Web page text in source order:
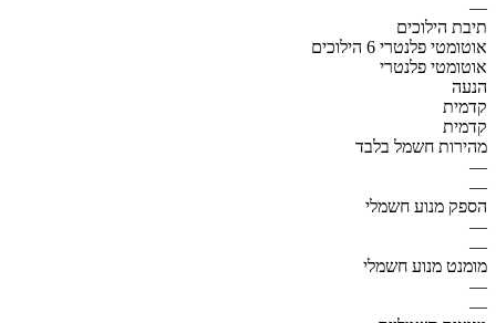
—
תיבת הילוכים
אוטומטי פלנטרי 6 הילוכים
אוטומטי פלנטרי
הנעה
קדמית
קדמית
מהירות חשמל בלבד
—
—
הספק מנוע חשמלי
—
—
מומנט מנוע חשמלי
—
—